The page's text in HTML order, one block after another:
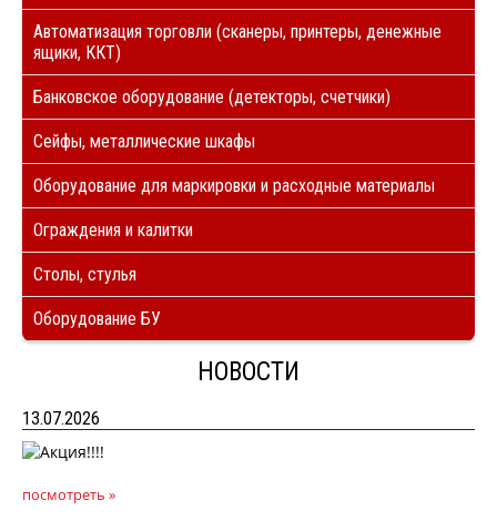
Автоматизация торговли (сканеры, принтеры, денежные
ящики, ККТ)
Банковское оборудование (детекторы, счетчики)
Сейфы, металлические шкафы
Оборудование для маркировки и расходные материалы
Ограждения и калитки
Столы, стулья
Оборудование БУ
НОВОСТИ
13.07.2026
посмотреть »